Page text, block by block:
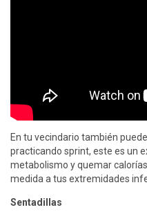
En tu vecindario también
practicando sprint, este es un
metabolismo y quemar
medida a tus extremidades
Sentadillas